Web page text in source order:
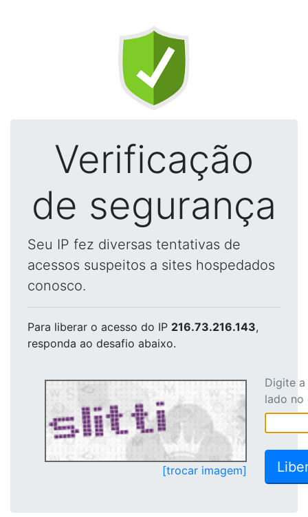
Verificação
de segurança
Seu IP fez diversas tentativas de
acessos suspeitos a sites hospedados
conosco.
Para liberar o acesso do IP 216.73.216.143,
responda ao desafio abaixo.
[trocar imagem]
Digite
lado no